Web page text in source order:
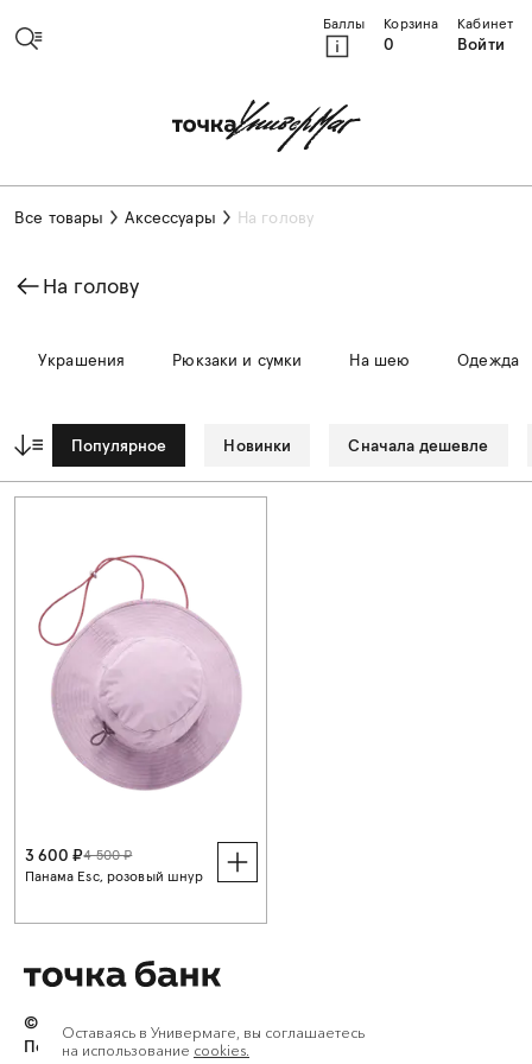
Баллы Корзина
0
Кабинет
Войти
Все товары Аксессуары На голову
На голову
Украшения Рюкзаки и сумки На шею Одежда
Популярное Новинки Сначала дешевле
3 600 ₽4 500 ₽
Панама Esc, розовый шнур
© АО «Точка»,
2026
Политика конфиденциальности
Оставаясь в Универмаге, вы соглашаетесь
на использование cookies.